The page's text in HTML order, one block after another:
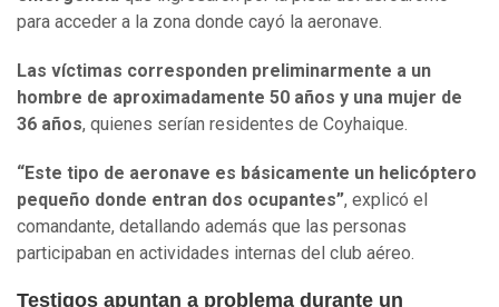
para acceder a la zona donde cayó la aeronave.
Las víctimas corresponden preliminarmente a un
hombre de aproximadamente 50 años y una mujer de
36 años, quienes serían residentes de Coyhaique.
“Este tipo de aeronave es básicamente un helicóptero
pequeño donde entran dos ocupantes”, explicó el
comandante, detallando además que las personas
participaban en actividades internas del club aéreo.
Testigos apuntan a problema durante un